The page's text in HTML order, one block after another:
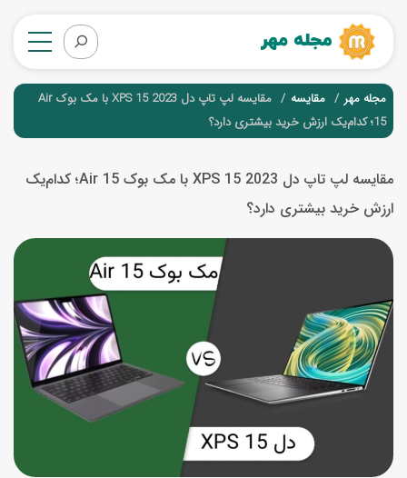
مجله مهر مقایسه
مقایسه لپ تاپ دل XPS 15 2023 با مک بوک Air
15؛ کدام‌یک ارزش خرید بیشتری دارد؟
مقایسه لپ تاپ دل XPS 15 2023 با مک بوک Air 15؛ کدام‌یک
ارزش خرید بیشتری دارد؟